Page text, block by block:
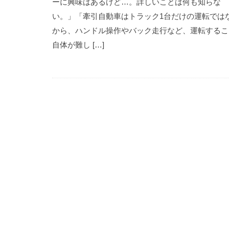
ーに興味はあるけど…。詳しいことは何も知らな
い。」「牽引自動車はトラック1台だけの運転では
から、ハンドル操作やバック走行など、運転する
自体が難し […]